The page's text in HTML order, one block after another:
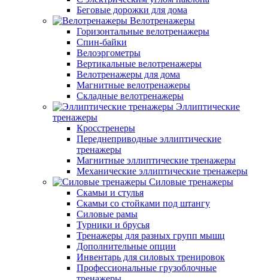
Беговые дорожки для дома
Велотренажеры
Горизонтальные велотренажеры
Спин-байки
Велоэргометры
Вертикальные велотренажеры
Велотренажеры для дома
Магнитные велотренажеры
Складные велотренажеры
Эллиптические
тренажеры
Кросстренеры
Переднеприводные эллиптические
тренажеры
Магнитные эллиптические тренажеры
Механические эллиптические тренажеры
Силовые тренажеры
Скамьи и стулья
Скамьи со стойками под штангу
Силовые рамы
Турники и брусья
Тренажеры для разных групп мышц
Дополнительные опции
Инвентарь для силовых тренировок
Профессиональные грузоблочные